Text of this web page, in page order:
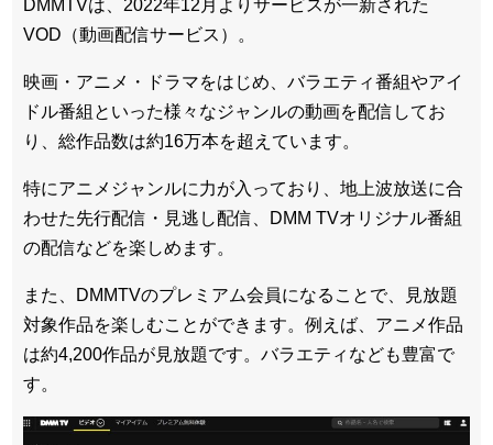
DMMTVは、2022年12月よりサービスが一新された
VOD（動画配信サービス）。
映画・アニメ・ドラマをはじめ、バラエティ番組やアイ
ドル番組といった様々なジャンルの動画を配信してお
り、総作品数は約16万本を超えています。
特にアニメジャンルに力が入っており、地上波放送に合
わせた先行配信・見逃し配信、DMM TVオリジナル番組
の配信などを楽しめます。
また、DMMTVのプレミアム会員になることで、見放題
対象作品を楽しむことができます。例えば、アニメ作品
は約4,200作品が見放題です。バラエティなども豊富で
す。